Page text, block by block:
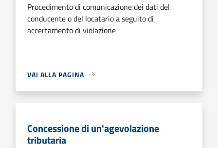
Procedimento di comunicazione dei dati del
conducente o del locatario a seguito di
accertamento di violazione
VAI ALLA PAGINA
Concessione di un'agevolazione
tributaria